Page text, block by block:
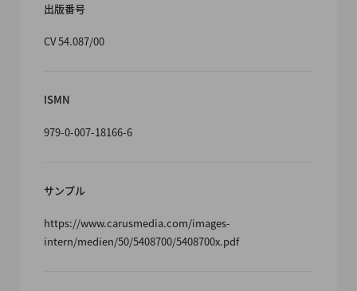
出版番号
CV 54.087/00
ISMN
979-0-007-18166-6
サンプル
https://www.carusmedia.com/images-
intern/medien/50/5408700/5408700x.pdf